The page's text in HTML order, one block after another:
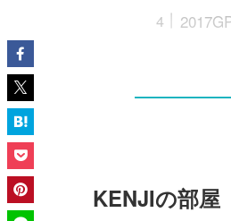
KENJIの部屋